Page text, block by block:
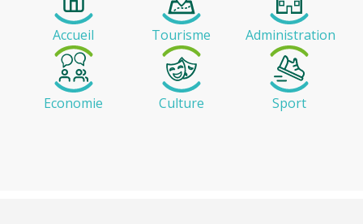
Accueil Tourisme Administration
Economie Culture Sport